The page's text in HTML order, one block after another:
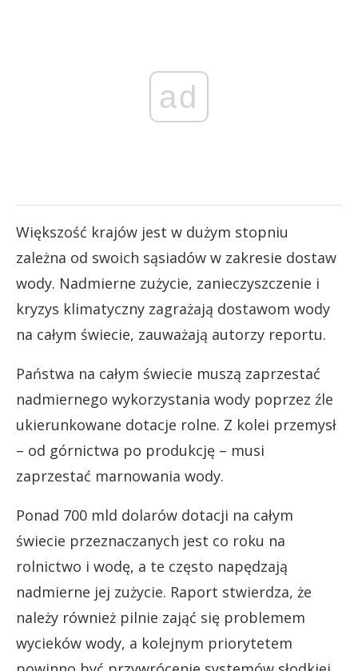
ad
Większość krajów jest w dużym stopniu
zależna od swoich sąsiadów w zakresie dostaw
wody. Nadmierne zużycie, zanieczyszczenie i
kryzys klimatyczny zagrażają dostawom wody
na całym świecie, zauważają autorzy reportu.
Państwa na całym świecie muszą zaprzestać
nadmiernego wykorzystania wody poprzez źle
ukierunkowane dotacje rolne. Z kolei przemysł
– od górnictwa po produkcję – musi
zaprzestać marnowania wody.
Ponad 700 mld dolarów dotacji na całym
świecie przeznaczanych jest co roku na
rolnictwo i wodę, a te często napędzają
nadmierne jej zużycie. Raport stwierdza, że
należy również pilnie zająć się problemem
wycieków wody, a kolejnym priorytetem